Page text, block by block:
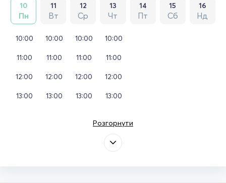
10
Пн
11
Вт
12
Ср
13
Чт
14
Пт
15
Сб
16
Нд
10:00
11:00
12:00
13:00
10:00
11:00
12:00
13:00
10:00
11:00
12:00
13:00
10:00
11:00
12:00
13:00
Розгорнути